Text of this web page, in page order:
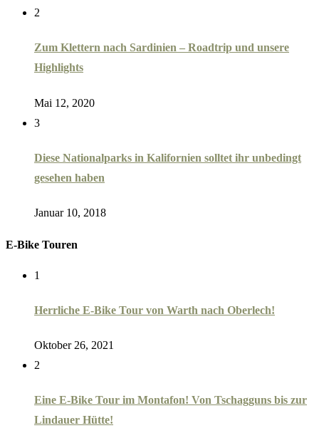
2
Zum Klettern nach Sardinien – Roadtrip und unsere
Highlights
Mai 12, 2020
3
Diese Nationalparks in Kalifornien solltet ihr unbedingt
gesehen haben
Januar 10, 2018
E-Bike Touren
1
Herrliche E-Bike Tour von Warth nach Oberlech!
Oktober 26, 2021
2
Eine E-Bike Tour im Montafon! Von Tschagguns bis zur
Lindauer Hütte!